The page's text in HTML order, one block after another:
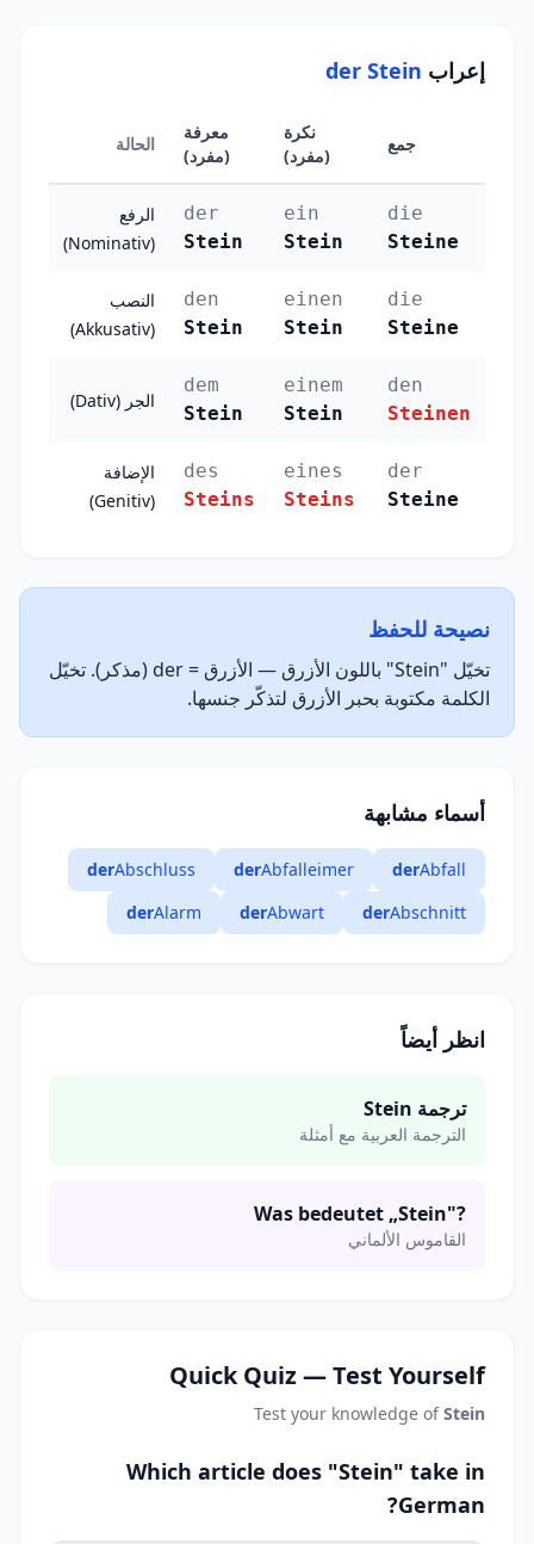
إعراب der Stein
الحالة
معرفة
(مفرد)
نكرة
(مفرد)
جمع
الرفع
(Nominativ)
der
Stein
ein
Stein
die
Steine
النصب
(Akkusativ)
den
Stein
einen
Stein
die
Steine
الجر (Dativ)
dem
Stein
einem
Stein
den
Steinen
الإضافة
(Genitiv)
des
Steins
eines
Steins
der
Steine
نصيحة للحفظ
تخيّل "Stein" باللون الأزرق — الأزرق = der (مذكر). تخيّل
الكلمة مكتوبة بحبر الأزرق لتذكّر جنسها.
أسماء مشابهة
derAbfall
derAbfalleimer
derAbschluss
derAbschnitt
derAbwart
derAlarm
انظر أيضاً
ترجمة Stein
الترجمة العربية مع أمثلة
Was bedeutet „Stein"?
القاموس الألماني
Quick Quiz — Test Yourself
Test your knowledge ofStein
Which article does "Stein" take in
German?